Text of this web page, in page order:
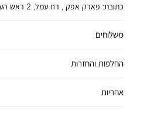
כתובת: פארק אפק , רח עמל, 2 ראש העין
משלוחים
החלפות והחזרות
אחריות